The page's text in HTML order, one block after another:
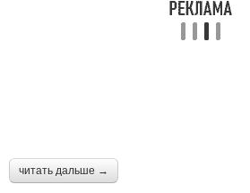
читать дальше →